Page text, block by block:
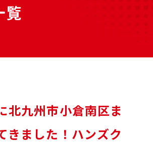
覧
北九州市小倉南区ま
きました！ハンズク